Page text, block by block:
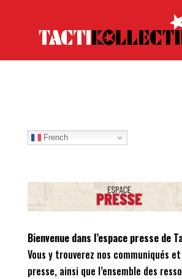
French
Bienvenue dans l’espace presse de
Vous y trouverez nos communiqués
presse, ainsi que l’ensemble des